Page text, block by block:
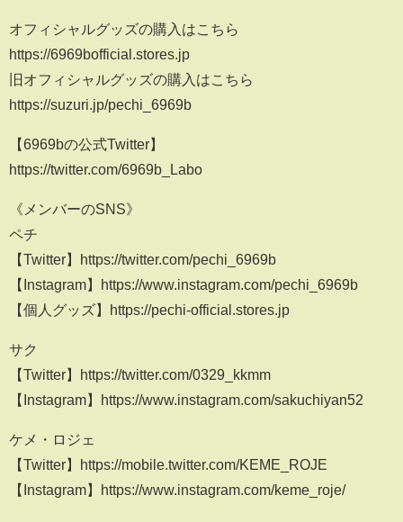
オフィシャルグッズの購入はこちら
https://6969bofficial.stores.jp
旧オフィシャルグッズの購入はこちら
https://suzuri.jp/pechi_6969b
【6969bの公式Twitter】
https://twitter.com/6969b_Labo
《メンバーのSNS》
ペチ
【Twitter】https://twitter.com/pechi_6969b
【Instagram】https://www.instagram.com/pechi_6969b
【個人グッズ】https://pechi-official.stores.jp
サク
【Twitter】https://twitter.com/0329_kkmm
【Instagram】https://www.instagram.com/sakuchiyan52
ケメ・ロジェ
【Twitter】https://mobile.twitter.com/KEME_ROJE
【Instagram】https://www.instagram.com/keme_roje/